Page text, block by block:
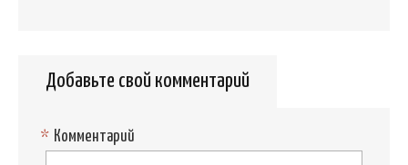
Добавьте свой комментарий
Комментарий
*